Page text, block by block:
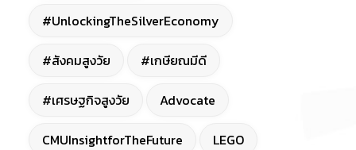
#UnlockingTheSilverEconomy
#สังคมสูงวัย #เกษียณมีดี
#เศรษฐกิจสูงวัย Advocate
CMUInsightforTheFuture LEGO